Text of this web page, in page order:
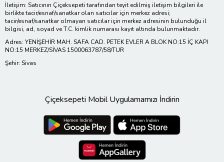
İletişim: Satıcının Çiçeksepeti tarafından teyit edilmiş iletişim bilgileri ile
birlikte tacir/esnaf/sanatkar olan satıcılar için merkez adresi;
tacir/esnaf/sanatkar olmayan satıcılar için merkez adresinin bulunduğu il
bilgisi, ad, soyad ve T.C. kimlik numarası kayıt altında bulunmaktadır.
Adres: YENİŞEHİR MAH. SAFA CAD. PETEK EVLER A BLOK NO:15 İÇ KAPI
NO:15 MERKEZ/SİVAS 1500063787/58/TUR
Şehir: Sivas
Çiçeksepeti Mobil Uygulamamızı İndirin